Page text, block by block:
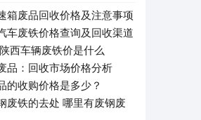
箱废品回收价格及注意事项
车废铁价格查询及回收渠道
西车辆废铁价是什么
品：回收市场价格分析
的收购价格是多少？
废铁的去处 哪里有废钢废